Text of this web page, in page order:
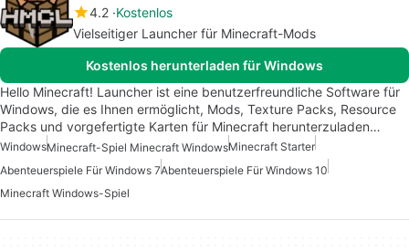
4.2 Kostenlos
Vielseitiger Launcher für Minecraft-Mods
Kostenlos herunterladen für Windows
Hello Minecraft! Launcher ist eine benutzerfreundliche Software für
Windows, die es Ihnen ermöglicht, Mods, Texture Packs, Resource
Packs und vorgefertigte Karten für Minecraft herunterzuladen…
WindowsMinecraft-Spiel Minecraft WindowsMinecraft Starter
Abenteuerspiele Für Windows 7Abenteuerspiele Für Windows 10
Minecraft Windows-Spiel